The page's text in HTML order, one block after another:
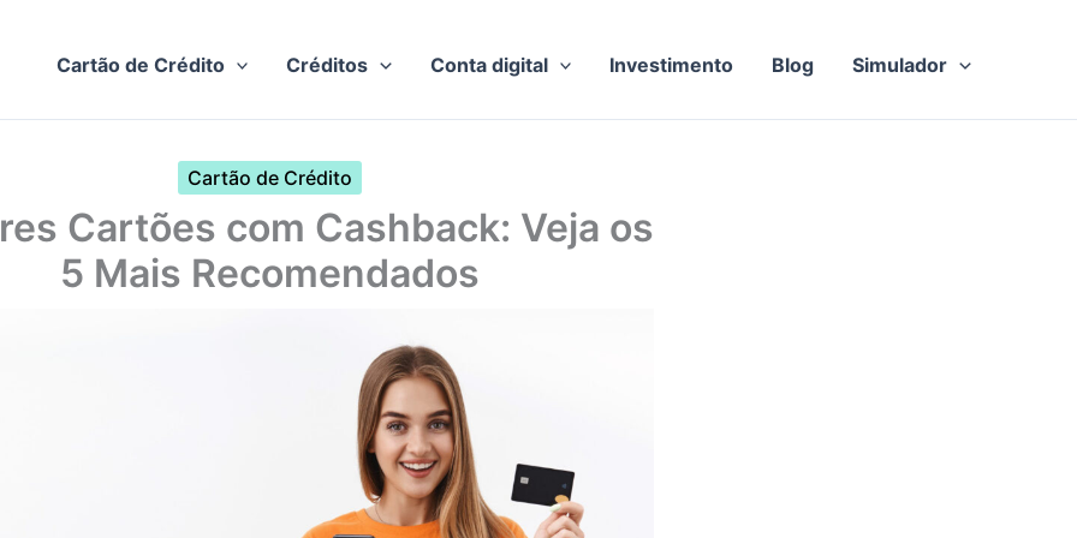
Cartão de Crédito Créditos Conta digital Investimento Blog Simulador
Cartão de Crédito
Cartões com Cashback: Veja os
5 Mais Recomendados